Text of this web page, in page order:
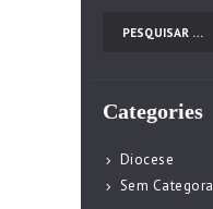
Categories
Diocese
Sem Categora